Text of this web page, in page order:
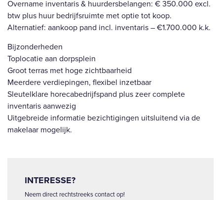
Overname inventaris & huurdersbelangen: € 350.000 excl.
btw plus huur bedrijfsruimte met optie tot koop.
Alternatief: aankoop pand incl. inventaris – €1.700.000 k.k.
Bijzonderheden
Toplocatie aan dorpsplein
Groot terras met hoge zichtbaarheid
Meerdere verdiepingen, flexibel inzetbaar
Sleutelklare horecabedrijfspand plus zeer complete
inventaris aanwezig
Uitgebreide informatie bezichtigingen uitsluitend via de
makelaar mogelijk.
INTERESSE?
Neem direct rechtstreeks contact op!